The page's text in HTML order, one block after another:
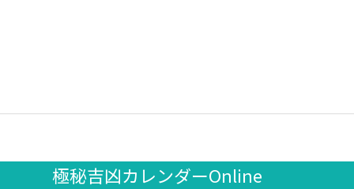
極秘吉凶カレンダーOnline